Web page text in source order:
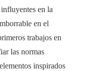
en la
en el
trabajos en
las normas
inspirados